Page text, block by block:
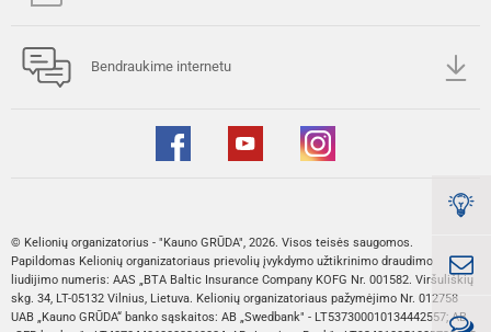
Bendraukime internetu
© Kelionių organizatorius - "Kauno GRŪDA", 2026. Visos teisės saugomos.
Papildomas Kelionių organizatoriaus prievolių įvykdymo užtikrinimo draudimo
liudijimo numeris: AAS „BTA Baltic Insurance Company KOFG Nr. 001582. Viršuliškių
skg. 34, LT-05132 Vilnius, Lietuva. Kelionių organizatoriaus pažymėjimo Nr. 012758
UAB „Kauno GRŪDA“ banko sąskaitos: AB „Swedbank" - LT537300010134442557; AB